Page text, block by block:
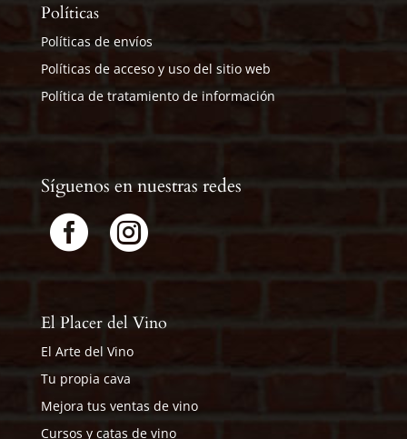
Políticas
Políticas de envíos
Políticas de acceso y uso del sitio web
Política de tratamiento de información
Síguenos en nuestras redes
 
El Placer del Vino
El Arte del Vino
Tu propia cava
Mejora tus ventas de vino
Cursos y catas de vino